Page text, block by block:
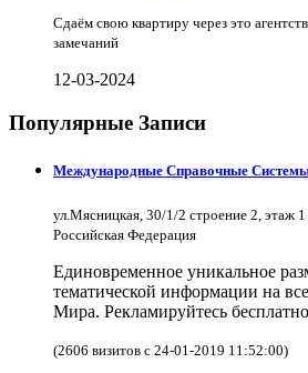
Сдаём свою квартиру через это
замечаний
12-03-2024
Популярные Записи
Международные Справочные
ул.Мясницкая, 30/1/2 строение 2, этаж
Российская Федерация
Единовременное уникальное
тематической информации на
Мира. Рекламируйтесь
(2606 визитов с 24-01-2019 11:52:00)